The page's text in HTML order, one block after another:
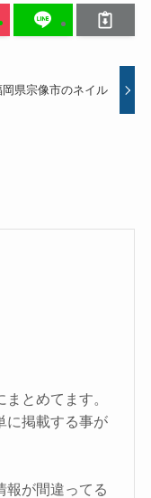
岡県宗像市のネイル
とめてます。
に掲載する事が
報が間違ってる